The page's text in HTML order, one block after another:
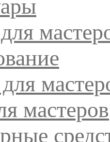
мастеров